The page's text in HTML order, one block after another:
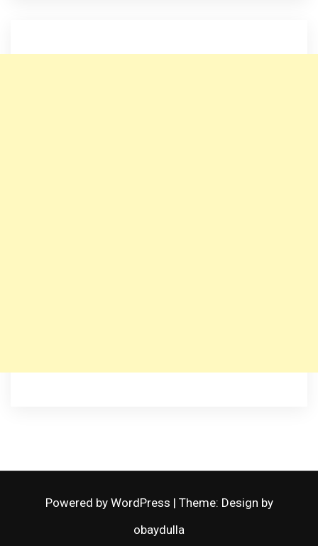
Powered by WordPress | Theme: Design by
obaydulla